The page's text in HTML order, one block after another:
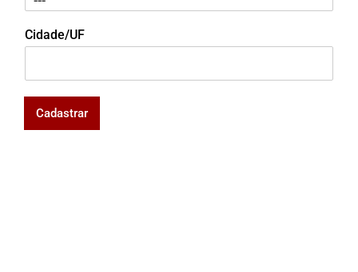
Cidade/UF
Cadastrar